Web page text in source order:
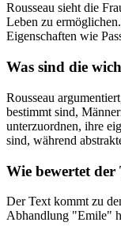
Rousseau sieht die
Leben zu
Eigenschaften wie
Was sind die
Rousseau
bestimmt sind,
unterzuordnen, ihre
sind, während
Wie bewertet der
Der Text kommt zu
Abhandlung "Emile"